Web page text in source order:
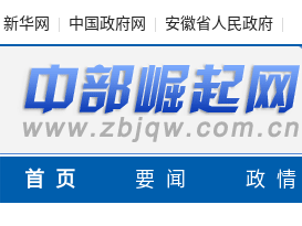
新华网 中国政府网 安徽省人民政府
首页 要闻 政情